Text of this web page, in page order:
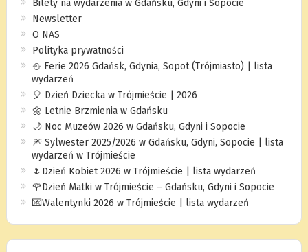
Bilety na wydarzenia w Gdańsku, Gdyni i Sopocie
Newsletter
O NAS
Polityka prywatności
⛄️ Ferie 2026 Gdańsk, Gdynia, Sopot (Trójmiasto) | lista
wydarzeń
🎈 Dzień Dziecka w Trójmieście | 2026
🌼 Letnie Brzmienia w Gdańsku
🌙 Noc Muzeów 2026 w Gdańsku, Gdyni i Sopocie
🎆 Sylwester 2025/2026 w Gdańsku, Gdyni, Sopocie | lista
wydarzeń w Trójmieście
🌷Dzień Kobiet 2026 w Trójmieście | lista wydarzeń
🌹Dzień Matki w Trójmieście – Gdańsku, Gdyni i Sopocie
💌Walentynki 2026 w Trójmieście | lista wydarzeń